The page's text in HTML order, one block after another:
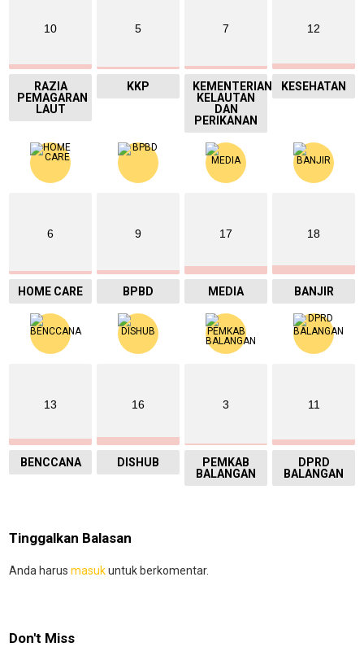
10
RAZIA
PEMAGARAN
LAUT
5
KKP
7
KEMENTERIAN
KELAUTAN
DAN
PERIKANAN
12
KESEHATAN
6
HOME CARE
9
BPBD
17
MEDIA
18
BANJIR
13
BENCCANA
16
DISHUB
3
PEMKAB
BALANGAN
11
DPRD
BALANGAN
Tinggalkan Balasan
Anda harus masukuntuk berkomentar.
Don't Miss